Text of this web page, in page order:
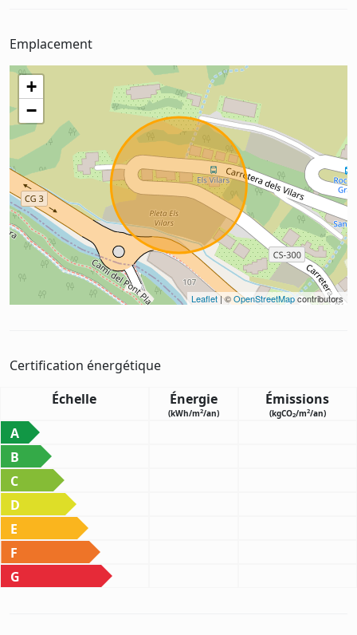
Emplacement
+
−
Leaflet| ©OpenStreetMapcontributors
Certification énergétique
Échelle
Énergie
(kWh/m2/an)
Émissions
(kgCO2/m2/an)
A
B
C
D
E
F
G